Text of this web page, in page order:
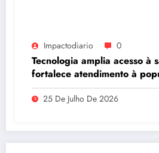
Impactodiario 0
Tecnologia amplia acesso à
fortalece atendimento à
ribeirinha de Manaus
25 De Julho De 2026